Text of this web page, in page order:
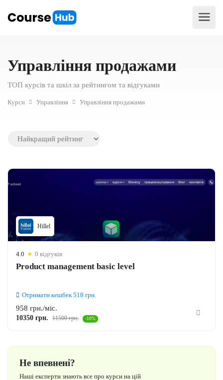
Управління продажами
ТОП курсів та шкіл за рейтингом та відгуками
Курси Управління Управління продажами
Hillel
4.0 ★ 0 відгуків
Product management basic level
Отримати кешбек518 грн.
958 грн./міс.
10350 грн. 11500 грн. -10%
Не впевнені?
Наші експерти знають все про курси на цій